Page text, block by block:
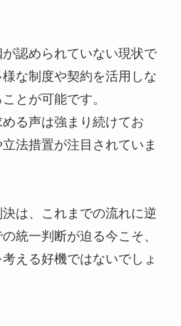
認められていない現状で
な制度や契約を活用しな
とが可能です。
る声は強まり続けてお
法措置が注目されていま
は、これまでの流れに逆
統一判断が迫る今こそ、
える好機ではないでしょ